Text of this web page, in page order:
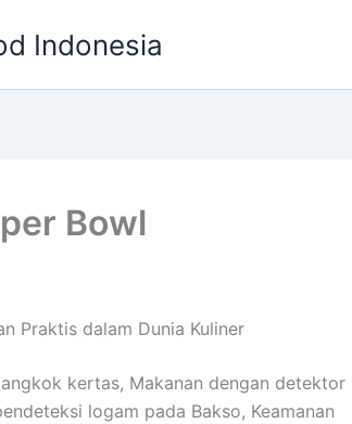
Indonesia
Bowl
Praktis dalam Dunia Kuliner
kertas, Makanan dengan detektor
logam pada Bakso, Keamanan